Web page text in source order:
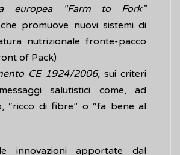
europea “Farm to Fork”
che promuove nuovi sistemi di
nutrizionale fronte-pacco
of Pack)
CE 1924/2006, sui criteri
salutistici come, ad
“ricco di fibre” o “fa bene al
innovazioni apportate dal